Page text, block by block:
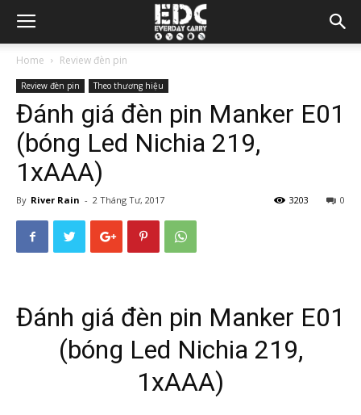
Home Review đèn pin
Review đèn pin Theo thương hiệu
Đánh giá đèn pin Manker E01
(bóng Led Nichia 219,
1xAAA)
By River Rain - 2 Tháng Tư, 2017 0
3203
Đánh giá đèn pin Manker E01
(bóng Led Nichia 219,
1xAAA)